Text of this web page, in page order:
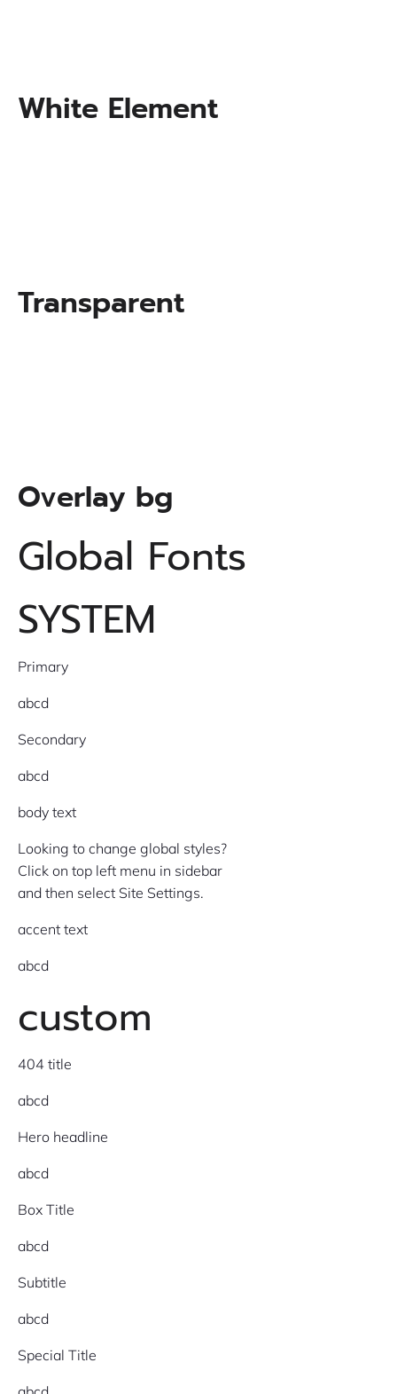
White Element
Transparent
Overlay bg
Global Fonts
SYSTEM
Primary
abcd
Secondary
abcd
body text
Looking to change global styles?
Click on top left menu in sidebar
and then select Site Settings.
accent text
abcd
custom
404 title
abcd
Hero headline
abcd
Box Title
abcd
Subtitle
abcd
Special Title